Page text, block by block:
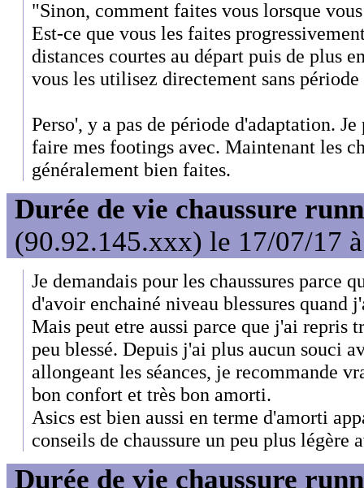
"Sinon, comment faites vous lorsque
Est-ce que vous les faites
distances courtes au départ puis de plus
vous les utilisez directement sans
Perso', y a pas de période d'adaptation.
faire mes footings avec. Maintenant les
généralement bien faites.
Durée de vie chaussure
(90.92.145.xxx) le 17/07/17
Je demandais pour les chaussures parce
d'avoir enchainé niveau blessures quand
Mais peut etre aussi parce que j'ai repris
peu blessé. Depuis j'ai plus aucun souci
allongeant les séances, je recommande
bon confort et très bon amorti.
Asics est bien aussi en terme d'amorti
conseils de chaussure un peu plus légère
Durée de vie chaussure